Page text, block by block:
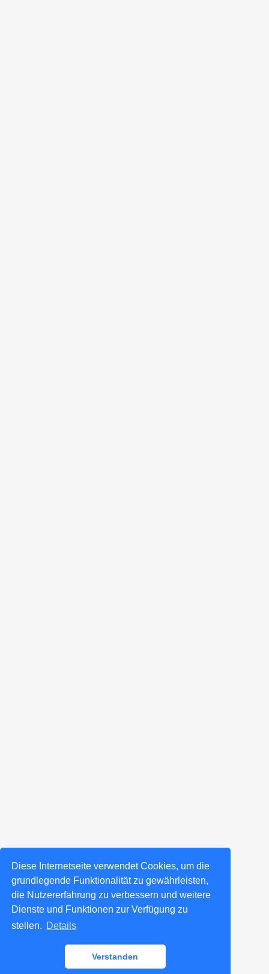
Diese Internetseite verwendet Cookies, um die
grundlegende Funktionalität zu gewährleisten,
die Nutzererfahrung zu verbessern und weitere
Dienste und Funktionen zur Verfügung zu
stellen. Details
Verstanden